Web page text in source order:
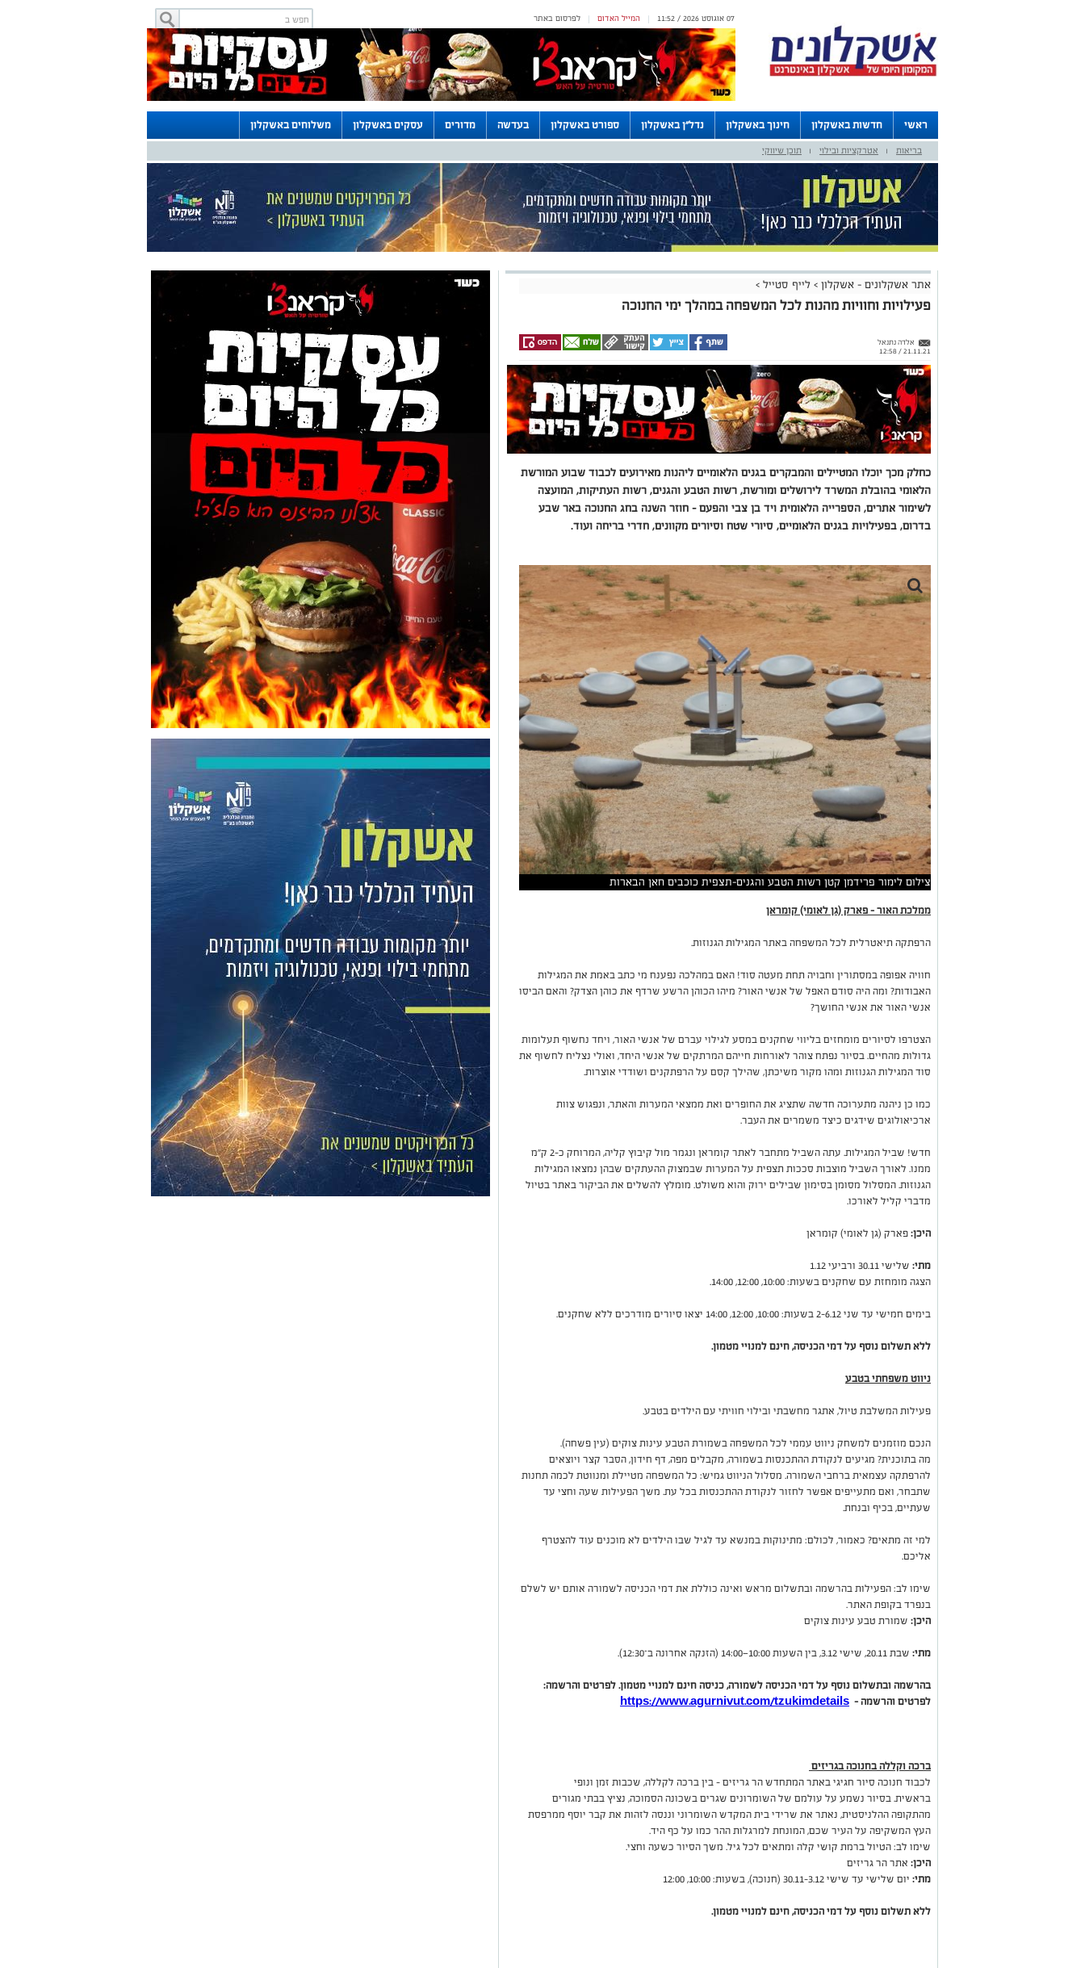
לפרסום באתר | המייל האדום | 07 אוגוסט 2026 / 11:52
ראשי חדשות באשקלון חינוך באשקלון נדל"ן באשקלון ספורט באשקלון בעדשה מדורים עסקים באשקלון משלוחים באשקלון
דרושים באשקלון לוחות בריאות | אטרקציות ובילוי | תוכן שיווקי
אתר אשקלונים - אשקלון > לייף סטייל >
פעילויות וחוויות מהנות לכל המשפחה במהלך ימי החנוכה
אלדה נתנאל
21.11.21 / 12:58
כחלק מכך יוכלו המטיילים והמבקרים בגנים הלאומיים ליהנות מאירועים לכבוד שבוע המורשת
הלאומי בהובלת המשרד לירושלים ומורשת, רשות הטבע והגנים, רשות העתיקות, המועצה
לשימור אתרים, הספרייה הלאומית ויד בן צבי והפעם – חוזר השנה בחג החנוכה באר שבע
בדרום, בפעילויות בגנים הלאומיים, סיורי שטח וסיורים מקוונים, חדרי בריחה ועוד.
צילום לימור פרידמן קטן רשות הטבע והגנים-תצפית כוכבים חאן הבארות
ממלכת האור – פארק (גן לאומי) קומראן
הרפתקה תיאטרלית לכל המשפחה באתר המגילות הגנוזות.
חוויה אפופה במסתורין וחבויה תחת מעטה סוד! האם במהלכה נפענח מי כתב באמת את המגילות
האבודות? ומה היה סודם האפל של אנשי האור? מיהו הכוהן הרשע שרדף את כוהן הצדק? והאם הביסו
אנשי האור את אנשי החושך?
הצטרפו לסיורים מומחזים בליווי שחקנים במסע לגילוי עברם של אנשי האור, ויחד נחשוף תעלומות
גדולות מהחיים. בסיור נפתח צוהר לאורחות חייהם המרתקים של אנשי היחד, ואולי נצליח לחשוף את
סוד המגילות הגנוזות ומהו מקור משיכתן, שהילך קסם על הרפתקנים ושודדי אוצרות.
כמו כן ניהנה מתערוכה חדשה שתציג את החופרים ואת ממצאי המערות והאתר, ונפגוש צוות
ארכיאולוגים שידגים כיצד משמרים את העבר.
חדש! שביל המגילות. עתה השביל מתחבר לאתר קומראן ונגמר מול קיבוץ קליה, המרוחק כ-2 ק"מ
ממנו. לאורך השביל מוצבות סככות תצפית על המערות שבמצוק ההעתקים שבהן נמצאו המגילות
הגנוזות. המסלול מסומן בסימון שבילים ירוק והוא משולט. מומלץ להשלים את הביקור באתר בטיול
מדברי קליל לאורכו.
היכן:פארק (גן לאומי) קומראן
מתי: שלישי 30.11 ורביעי 1.12
הצגה מומחזת עם שחקנים בשעות: 10:00, 12:00, 14:00.
בימים חמישי עד שני 2-6.12 בשעות: 10:00, 12:00, 14:00 יצאו סיורים מודרכים ללא שחקנים.
ללא תשלום נוסף על דמי הכניסה, חינם למנויי מטמון.
ניווט משפחתי בטבע
פעילות המשלבת טיול, אתגר מחשבתי ובילוי חוויתי עם הילדים בטבע.
הנכם מוזמנים למשחק ניווט עממי לכל המשפחה בשמורת הטבע עינות צוקים (עין פשחה).
מה בתוכנית? מגיעים לנקודת ההתכנסות בשמורה, מקבלים מפה, דף חידון, הסבר קצר ויוצאים
להרפתקה עצמאית ברחבי השמורה. מסלול הניווט גמיש: כל המשפחה מטיילת ומנווטת לכמה תחנות
שתבחר, ואם מתעייפים אפשר לחזור לנקודת ההתכנסות בכל עת. משך הפעילות שעה וחצי עד
שעתיים, בכיף ובנחת.
למי זה מתאים? כאמור, לכולם: מתינוקות במנשא עד לגיל שבו הילדים לא מוכנים עוד להצטרף
אליכם.
שימו לב: הפעילות בהרשמה ובתשלום מראש ואינה כוללת את דמי הכניסה לשמורה אותם יש לשלם
בנפרד בקופת האתר.
היכן: שמורת טבע עינות צוקים
מתי: שבת 20.11, שישי 3.12, בין השעות 10:00—14:00 (הזנקה אחרונה ב־12:30).
בהרשמה ובתשלום נוסף על דמי הכניסה לשמורה, כניסה חינם למנויי מטמון. לפרטים והרשמה:
לפרטים והרשמה - https://www.agurnivut.com/tzukimdetails
ברכה וקללה בחנוכה בגריזים
לכבוד חנוכה סיור חגיגי באתר המתחדש הר גריזים – בין ברכה לקללה, שכבות זמן ונופי
בראשית. בסיור נשמע על עולמם של השומרונים שגרים בשכונה הסמוכה, נציץ בבתי מגורים
מהתקופה ההלניסטית, נאתר את שרידי בית המקדש השומרוני וננסה לזהות את קבר יוסף ממרפסת
העץ המשקיפה על העיר שכם, המונחת למרגלות ההר כמו על כף היד.
שימו לב: הטיול ברמת קושי קלה ומתאים לכל גיל. משך הסיור כשעה וחצי.
היכן: אתר הר גריזים
מתי: יום שלישי עד שישי 30.11-3.12 (חנוכה), בשעות: 10:00, 12:00
ללא תשלום נוסף על דמי הכניסה, חינם למנויי מטמון.